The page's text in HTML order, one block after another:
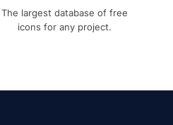
The largest database of free
icons for any project.